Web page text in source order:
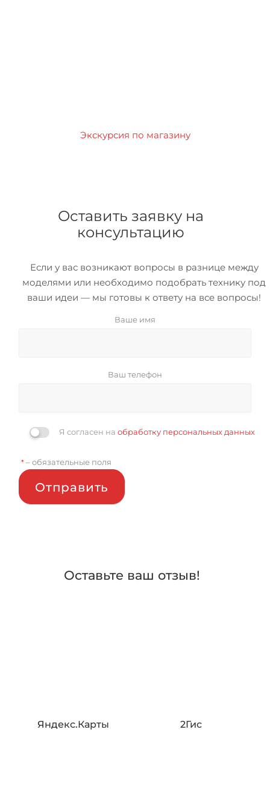
Экскурсия по магазину
Оставить заявку на
консультацию
Если у вас возникают вопросы в разнице между
моделями или необходимо подобрать технику под
ваши идеи — мы готовы к ответу на все вопросы!
Ваше имя
Ваш телефон
Я согласен на обработку персональных данных
Отправить
* – обязательные поля
Оставьте ваш отзыв!
Яндекс.Карты 2Гис